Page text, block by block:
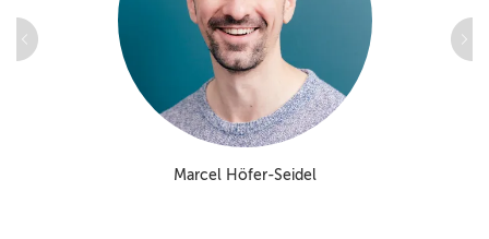
Marcel Höfer-Seidel